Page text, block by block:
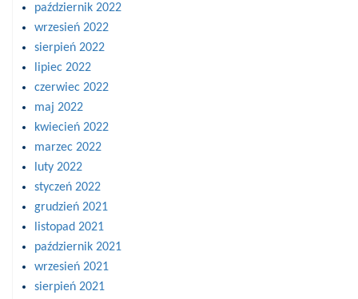
październik 2022
wrzesień 2022
sierpień 2022
lipiec 2022
czerwiec 2022
maj 2022
kwiecień 2022
marzec 2022
luty 2022
styczeń 2022
grudzień 2021
listopad 2021
październik 2021
wrzesień 2021
sierpień 2021